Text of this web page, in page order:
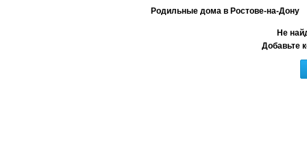
Родильные дома в Ростове-на-Дону
Не
Добавьте